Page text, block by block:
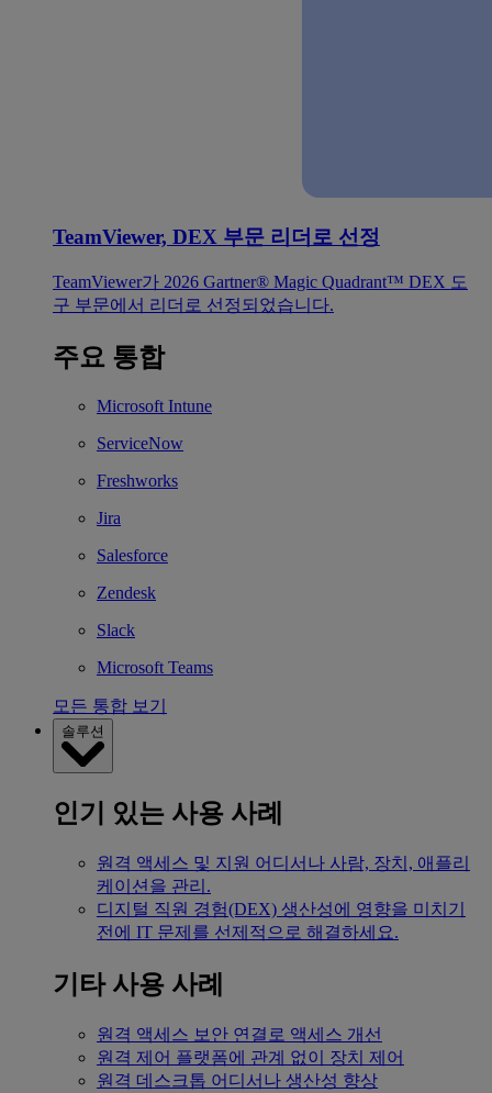
TeamViewer, DEX 부문 리더로 선정
TeamViewer가 2026 Gartner® Magic Quadrant™ DEX 도
구 부문에서 리더로 선정되었습니다.
주요 통합
Microsoft Intune
ServiceNow
Freshworks
Jira
Salesforce
Zendesk
Slack
Microsoft Teams
모든 통합 보기
솔루션
인기 있는 사용 사례
원격 액세스 및 지원 어디서나 사람, 장치, 애플리
케이션을 관리.
디지털 직원 경험(DEX) 생산성에 영향을 미치기
전에 IT 문제를 선제적으로 해결하세요.
기타 사용 사례
원격 액세스 보안 연결로 액세스 개선
원격 제어 플랫폼에 관계 없이 장치 제어
원격 데스크톱 어디서나 생산성 향상